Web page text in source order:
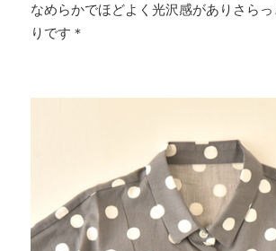
なめらかでほどよく光沢感がありさら
りです＊